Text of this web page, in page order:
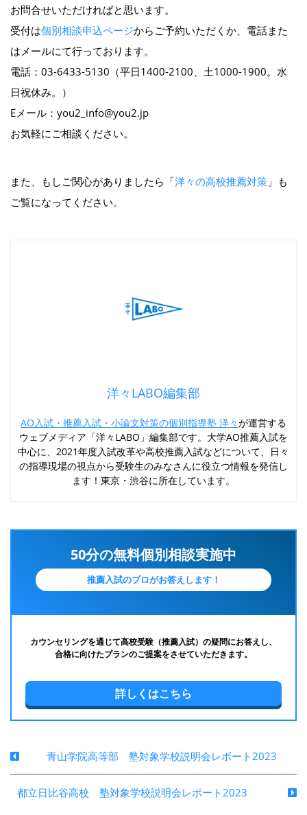
お問合せいただければと思います。
受付は個別相談申込ページからご予約いただくか、電話また
はメールにて行っております。
電話：03-6433-5130（平日1400-2100、土1000-1900。水
日祝休み。）
Eメール：you2_info@you2.jp
お気軽にご相談ください。
また、もしご関心がありましたら「洋々の高校推薦対策 」も
ご覧になってください。
洋々LABO編集部
AO入試・推薦入試・小論文対策の個別指導塾 洋々が運営する
ウェブメディア「洋々LABO」編集部です。大学AO推薦入試を
中心に、2021年度入試改革や高校推薦入試などについて、日々
の指導現場の視点から受験生のみなさんに役立つ情報を発信し
ます！東京・渋谷に所在しています。
50分の無料個別相談実施中
推薦入試のプロがお答えします！
カウンセリングを通じて高校受験（推薦入試）の疑問にお答えし、
合格に向けたプランのご提案をさせていただきます。
詳しくはこちら
青山学院高等部 塾対象学校説明会レポート2023
都立日比谷高校 塾対象学校説明会レポート2023